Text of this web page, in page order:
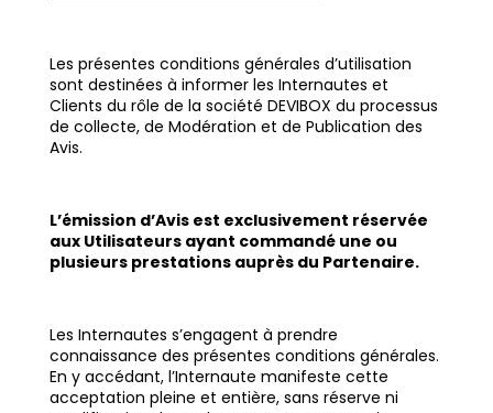
Les présentes conditions générales d’utilisation
sont destinées à informer les Internautes et
Clients du rôle de la société DEVIBOX du processus
de collecte, de Modération et de Publication des
Avis.
L’émission d’Avis est exclusivement réservée
aux Utilisateurs ayant commandé une ou
plusieurs prestations auprès du Partenaire.
Les Internautes s’engagent à prendre
connaissance des présentes conditions générales.
En y accédant, l’Internaute manifeste cette
acceptation pleine et entière, sans réserve ni